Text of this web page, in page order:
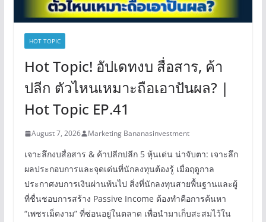
HOT TOPIC
Hot Topic! อัปเดทงบ สื่อสาร, ค้า
ปลีก ตัวไหนเหมาะถือเอาปันผล? |
Hot Topic EP.41
August 7, 2026 Marketing Bananasinvestment
เจาะลึกงบสื่อสาร & ค้าปลีกปลีก 5 หุ้นเด่น น่าจับตา: เจาะลึก
ผลประกอบการและจุดเด่นที่นักลงทุนต้องรู้ เมื่อฤดูกาล
ประกาศงบการเงินผ่านพ้นไป สิ่งที่นักลงทุนสายพื้นฐานและผู้
ที่ชื่นชอบการสร้าง Passive Income ต้องทำคือการค้นหา
“เพชรเม็ดงาม” ที่ซ่อนอยู่ในตลาด เพื่อนำมาเก็บสะสมไว้ใน